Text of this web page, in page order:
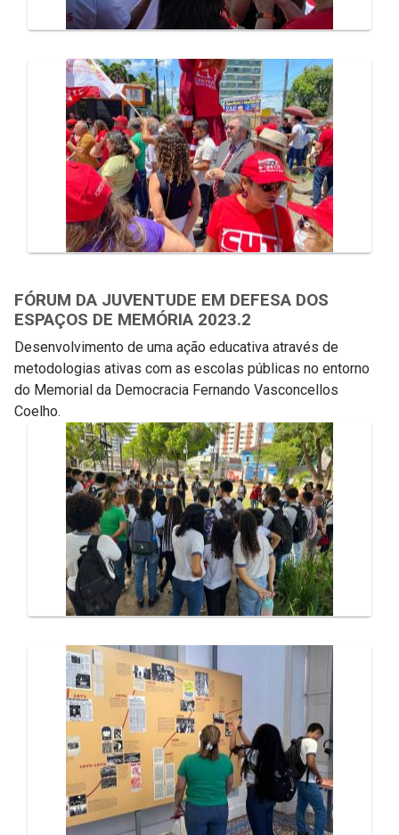
FÓRUM DA JUVENTUDE EM DEFESA DOS
ESPAÇOS DE MEMÓRIA 2023.2
Desenvolvimento de uma ação educativa através de
metodologias ativas com as escolas públicas no entorno
do Memorial da Democracia Fernando Vasconcellos
Coelho.
Galeria de Mídias